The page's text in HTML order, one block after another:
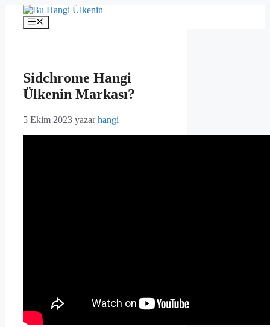
İçeriğe
Menü
Sidchrome Hangi
Ülkenin Markası?
5 Ekim 2023 yazarhangi